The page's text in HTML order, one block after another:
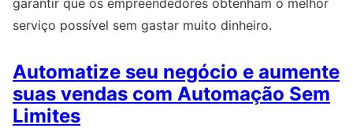
serviço possível sem gastar muito dinheiro.
Automatize seu negócio e aumente
suas vendas com Automação Sem
Limites